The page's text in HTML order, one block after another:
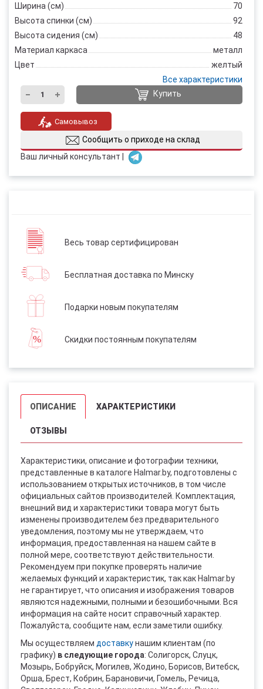
Ширина (см)
70
Высота спинки (см)
92
Высота сидения (см)
48
Материал каркаса
металл
Цвет
желтый
Все характеристики
Купить
Самовывоз
Сообщить о приходе на склад
Ваш личный консультант |
Весь товар сертифицирован
Бесплатная доставка по Минску
Подарки новым покупателям
Скидки постоянным покупателям
ОПИСАНИЕ ХАРАКТЕРИСТИКИ
ОТЗЫВЫ
Характеристики, описание и фотографии техники,
представленные в каталоге Halmar.by, подготовлены с
использованием открытых источников, в том числе
официальных сайтов производителей. Комплектация,
внешний вид и характеристики товара могут быть
изменены производителем без предварительного
уведомления, поэтому мы не утверждаем, что
информация, предоставленная на нашем сайте в
полной мере, соответствуют действительности.
Рекомендуем при покупке проверять наличие
желаемых функций и характеристик, так как Halmar.by
не гарантирует, что описания и изображения товаров
являются надежными, полными и безошибочными. Вся
информация на сайте носит справочный характер.
Пожалуйста, сообщите нам, если заметили ошибку.
Мы осуществляем доставкунашим клиентам (по
графику) в следующие города: Солигорск, Слуцк,
Мозырь, Бобруйск, Могилев, Жодино, Борисов, Витебск,
Орша, Брест, Кобрин, Барановичи, Гомель, Речица,